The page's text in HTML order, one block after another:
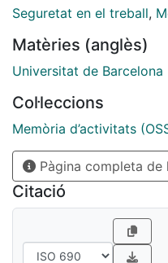
Seguretat en el treball,
Matèries (anglès)
Universitat de Barcelona
Col·leccions
Memòria d’activitats
Pàgina completa de
Citació